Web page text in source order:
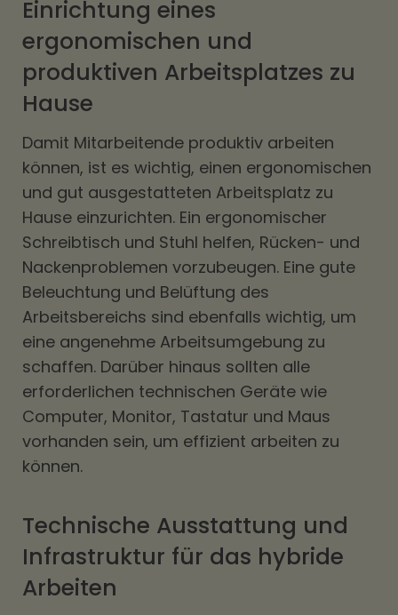
Einrichtung eines
ergonomischen und
produktiven Arbeitsplatzes zu
Hause
Damit Mitarbeitende produktiv arbeiten
können, ist es wichtig, einen ergonomischen
und gut ausgestatteten Arbeitsplatz zu
Hause einzurichten. Ein ergonomischer
Schreibtisch und Stuhl helfen, Rücken- und
Nackenproblemen vorzubeugen. Eine gute
Beleuchtung und Belüftung des
Arbeitsbereichs sind ebenfalls wichtig, um
eine angenehme Arbeitsumgebung zu
schaffen. Darüber hinaus sollten alle
erforderlichen technischen Geräte wie
Computer, Monitor, Tastatur und Maus
vorhanden sein, um effizient arbeiten zu
können.
Technische Ausstattung und
Infrastruktur für das hybride
Arbeiten